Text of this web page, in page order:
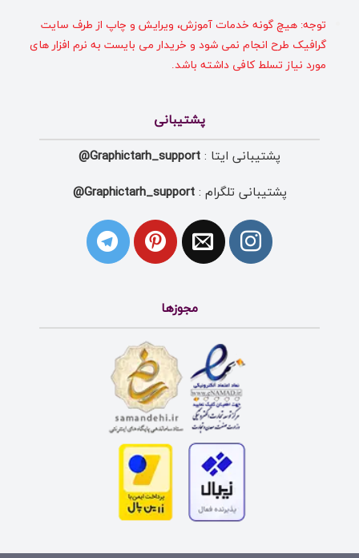
توجه: هیچ گونه خدمات آموزش، ویرایش و چاپ از طرف سایت
گرافیک طرح انجام نمی شود و خریدار می بایست به نرم افزار های
مورد نیاز تسلط کافی داشته باشد.
پشتیبانی
پشتیبانی ایتا : Graphictarh_support@
پشتیبانی تلگرام :Graphictarh_support@
مجوزها